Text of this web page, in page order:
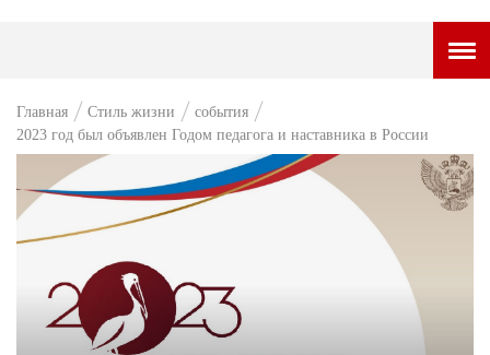
ГОРОДСКОЙ ПОРТАЛ
НОВОСТИ
ВОПРОС НЕДЕЛИ
Главная Стиль жизни
события
2023 год был объявлен Годом педагога и наставника в России